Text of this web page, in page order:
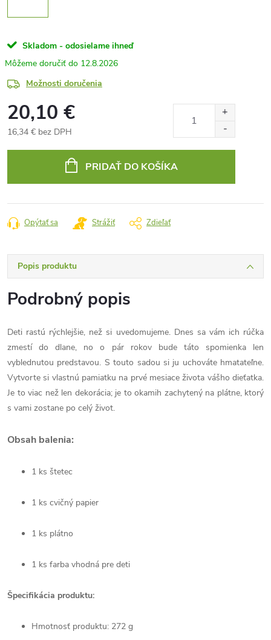
Skladom - odosielame ihneď
12.8.2026
Možnosti doručenia
20,10 €
16,34 € bez DPH
PRIDAŤ DO KOŠÍKA
Opýtať sa Strážiť Zdieľať
Popis produktu
Podrobný popis
Deti rastú rýchlejšie, než si uvedomujeme. Dnes sa vám ich rúčka
zmestí do dlane, no o pár rokov bude táto spomienka len
vyblednutou predstavou. S touto sadou si ju uchováte hmatateľne.
Vytvorte si vlastnú pamiatku na prvé mesiace života vášho dieťatka.
Je to viac než len dekorácia; je to okamih zachytený na plátne, ktorý
s vami zostane po celý život.
Obsah balenia:
1 ks štetec
1 ks cvičný papier
1 ks plátno
1 ks farba vhodná pre deti
Špecifikácia produktu:
Hmotnosť produktu: 272 g